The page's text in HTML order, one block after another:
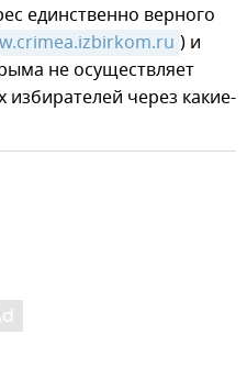
единственно верного
) и
не осуществляет
через какие-